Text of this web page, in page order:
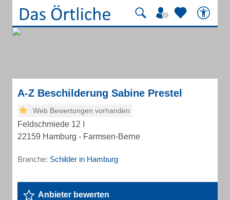
A-Z Beschilderung Sabine Prestel
Web Bewertungen vorhanden
Feldschmiede 12 I
22159 Hamburg - Farmsen-Berne
Branche: Schilder in Hamburg
Anbieter bewerten